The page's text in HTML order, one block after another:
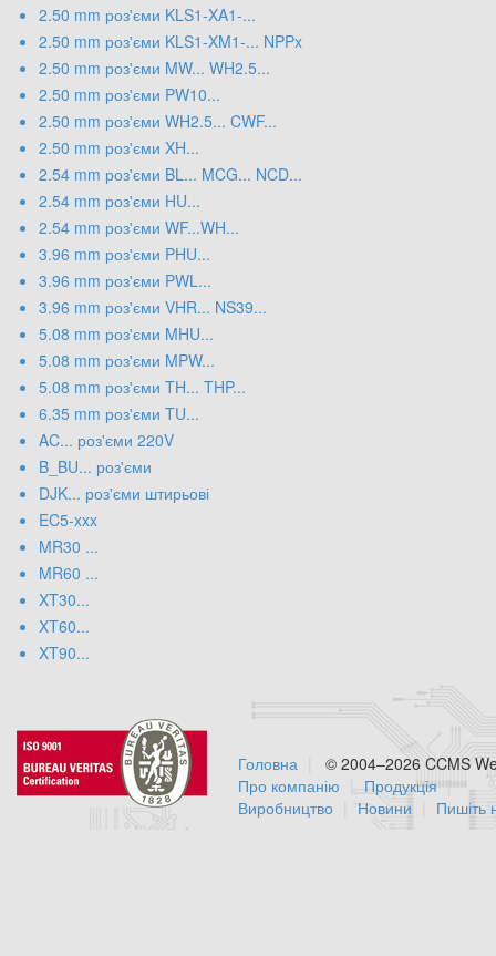
2.50 mm роз'єми KLS1-XA1-...
2.50 mm роз'єми KLS1-XM1-... NPPx
2.50 mm роз'єми MW... WH2.5...
2.50 mm роз'єми PW10...
2.50 mm роз'єми WH2.5... CWF...
2.50 mm роз'єми XH...
2.54 mm роз'єми BL... MCG... NCD...
2.54 mm роз'єми HU...
2.54 mm роз'єми WF...WH...
3.96 mm роз'єми PHU...
3.96 mm роз'єми PWL...
3.96 mm роз'єми VHR... NS39...
5.08 mm роз'єми MHU...
5.08 mm роз'єми MPW...
5.08 mm роз'єми TH... THP...
6.35 mm роз'єми TU...
AC... роз'єми 220V
B_BU... роз'єми
DJK... роз'єми штирьові
EC5-xxx
MR30 ...
MR60 ...
XT30...
XT60...
XT90...
© 2004–2026 CCMS
Головна
Про компанію
Продукція
Виробництво
Новини Пишіть